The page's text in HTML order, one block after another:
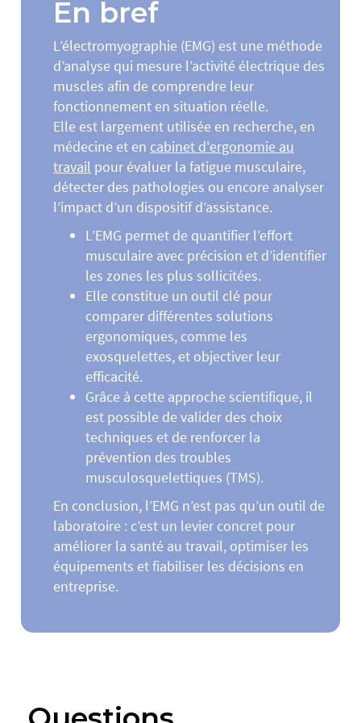
En bref
L’électromyographie (EMG) est une méthode
d’analyse qui mesure l’activité électrique des
muscles afin de comprendre leur
fonctionnement en situation réelle.
Elle est largement utilisée en recherche, en
médecine et en cabinet d'ergonomie au
travail pour évaluer la fatigue musculaire,
détecter des pathologies ou encore analyser
l’impact d’un dispositif d’assistance.
L’EMG permet de quantifier l’effort
musculaire avec précision et d’identifier
les zones les plus sollicitées.
Elle constitue un outil clé pour
comparer différentes solutions
ergonomiques, comme les
exosquelettes, et objectiver leur
efficacité.
Grâce à cette approche scientifique, il
est possible de valider des choix
techniques et de renforcer la
prévention des troubles
musculosquelettiques (TMS).
En conclusion, l’EMG n’est pas qu’un outil de
laboratoire : c’est un levier concret pour
améliorer la santé au travail, optimiser les
équipements et fiabiliser les décisions en
entreprise.